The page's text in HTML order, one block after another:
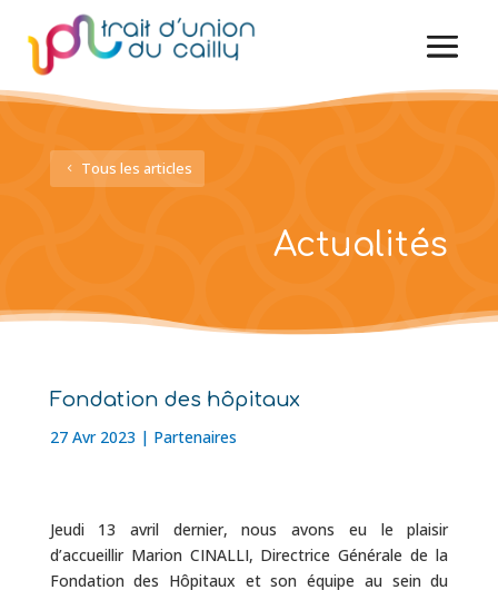
Tous les articles
Actualités
Fondation des hôpitaux
27 Avr 2023 | Partenaires
Jeudi 13 avril dernier, nous avons eu le plaisir
d’accueillir Marion CINALLI, Directrice Générale de la
Fondation des Hôpitaux et son équipe au sein du